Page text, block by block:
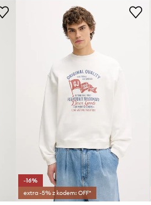
Produktu
-16%
extra -5% z kodem: OFF*